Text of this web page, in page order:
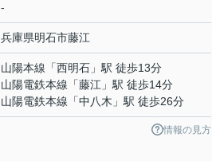
-
兵庫県明石市藤江
山陽本線 「西明石 」駅 徒歩13分
山陽電鉄本線 「藤江 」駅 徒歩14分
山陽電鉄本線 「中八木 」駅 徒歩26分
情報の見方